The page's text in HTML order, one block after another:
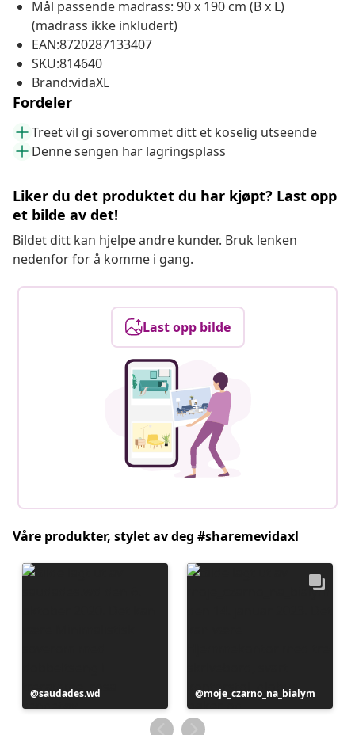
Mål passende madrass: 90 x 190 cm (B x L)
(madrass ikke inkludert)
EAN:8720287133407
SKU:814640
Brand:vidaXL
Fordeler
Treet vil gi soverommet ditt et koselig utseende
Denne sengen har lagringsplass
Liker du det produktet du har kjøpt? Last opp
et bilde av det!
Bildet ditt kan hjelpe andre kunder. Bruk lenken
nedenfor for å komme i gang.
Last opp bilde
Våre produkter, stylet av deg #sharemevidaxl
Innlegg
publisert
saudades.wd
Innlegg
publisert
av
moje_czarno_na_bialym